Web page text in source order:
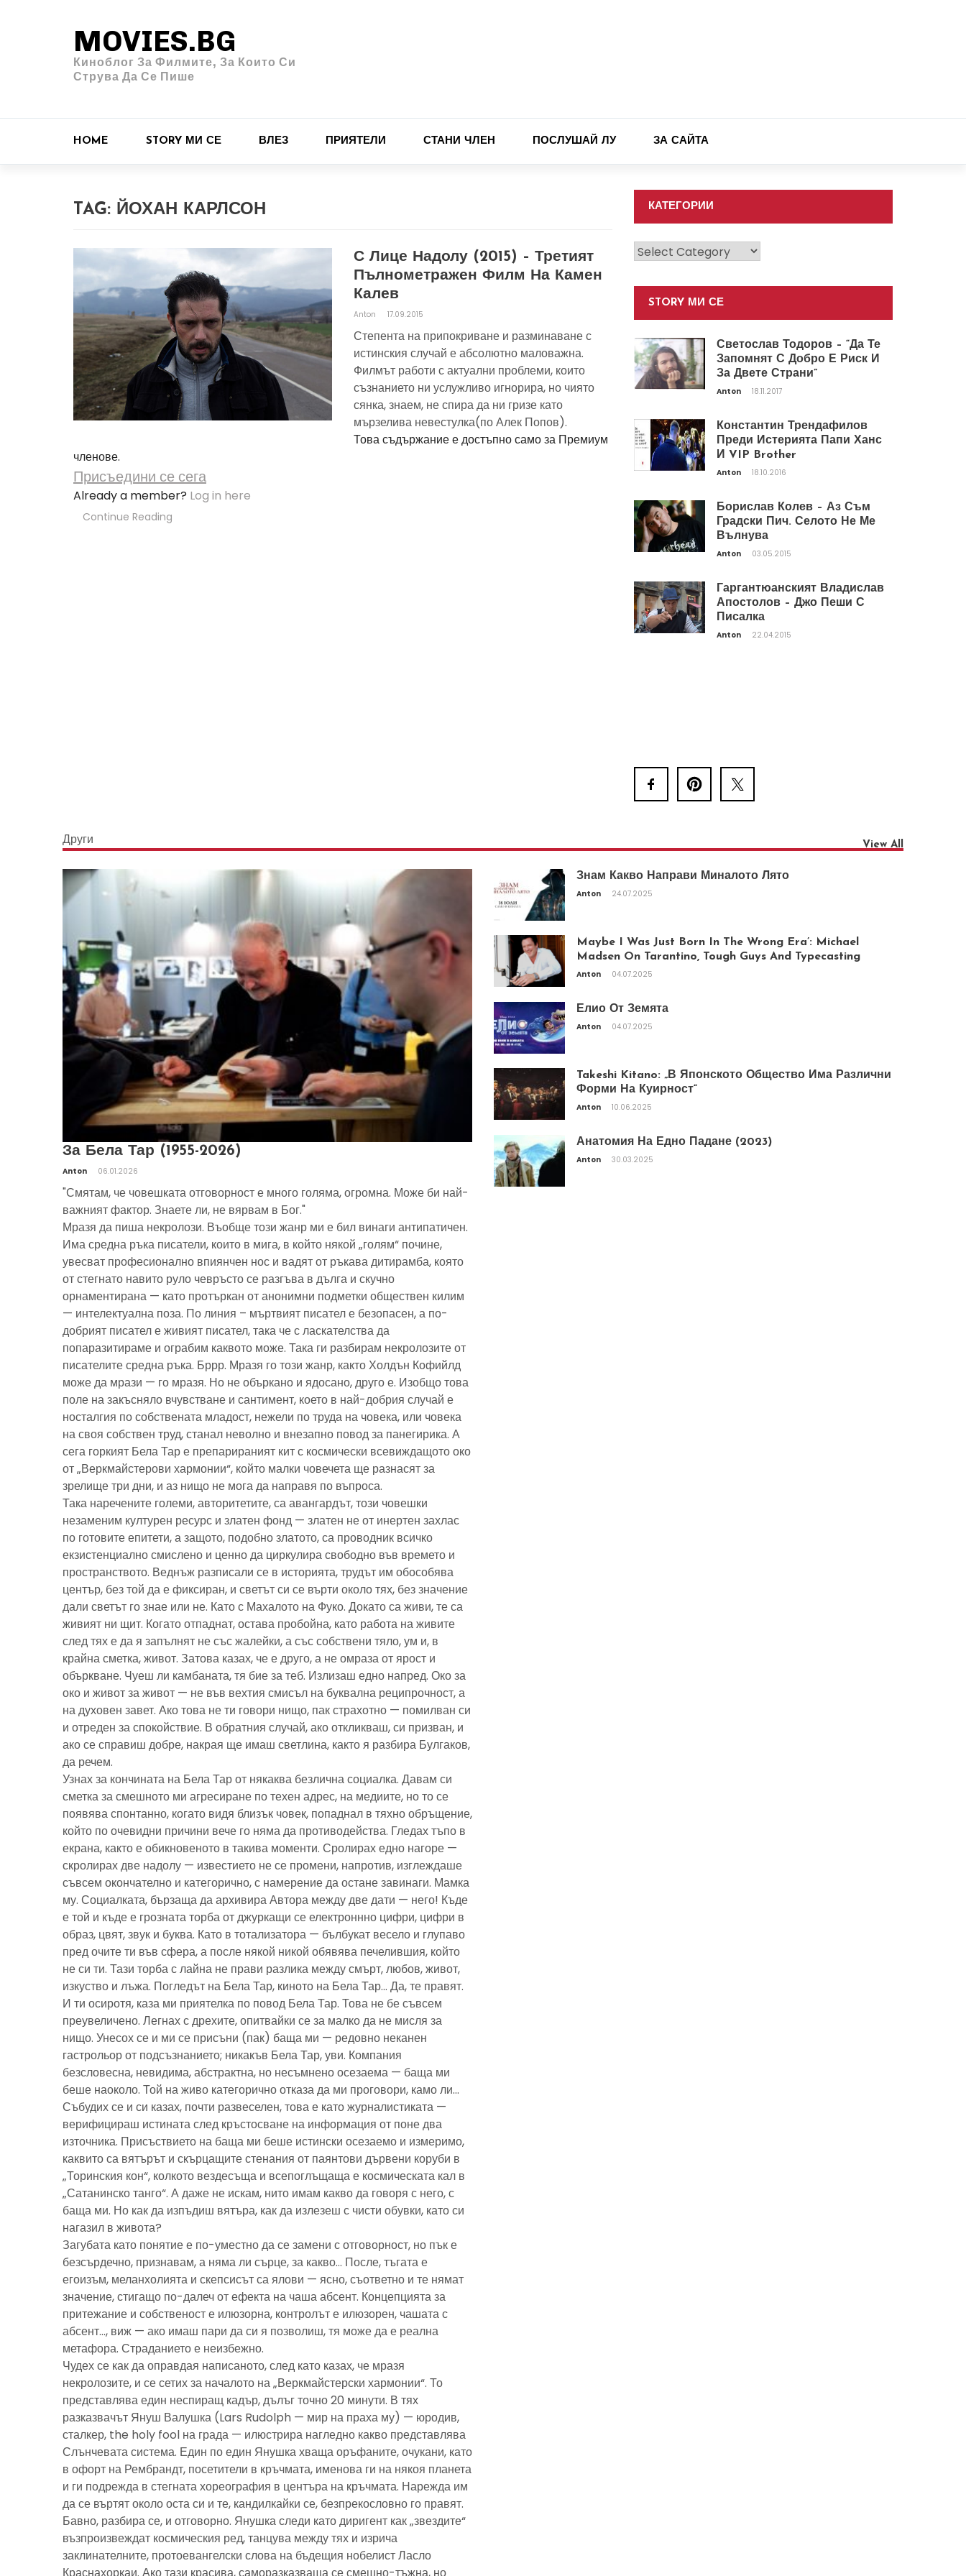
MOVIES.BG
Киноблог За Филмите, За Които Си
Струва Да Се Пише
HOME STORY МИ СЕ ВЛЕЗ ПРИЯТЕЛИ СТАНИ ЧЛЕН ПОСЛУШАЙ ЛУ ЗА САЙТА
TAG: ЙОХАН КАРЛСОН
С Лице Надолу (2015) – Третият
Пълнометражен Филм На Камен
Калев
Anton 17.09.2015
Степента на припокриване и разминаване с
истинския случай е абсолютно маловажна.
Филмът работи с актуални проблеми, които
съзнанието ни услужливо игнорира, но чиято
сянка, знаем, не спира да ни гризе като
мързелива невестулка(по Алек Попов).
Това съдържание е достъпно само за Премиум
членове.
Присъедини се сега
Already a member? Log in here
Continue Reading
КАТЕГОРИИ
Категории
STORY МИ СЕ
Светослав Тодоров – “Да Те
Запомнят С Добро Е Риск И
За Двете Страни”
Anton 18.11.2017
Константин Трендафилов
Преди Истерията Папи Ханс
И VIP Brother
Anton 18.10.2016
Борислав Колев – Аз Съм
Градски Пич. Селото Не Ме
Вълнува
Anton 03.05.2015
Гаргантюанският Владислав
Апостолов – Джо Пеши С
Писалка
Anton 22.04.2015
Други View All
За Бела Тар (1955-2026)
Anton 06.01.2026
"Смятам, че човешката отговорност е много голяма, огромна. Може би най-
важният фактор. Знаете ли, не вярвам в Бог."
Мразя да пиша некролози. Въобще този жанр ми е бил винаги антипатичен.
Има средна ръка писатели, които в мига, в който някой „голям“ почине,
увесват професионално впиянчен нос и вадят от ръкава дитирамба, която
от стегнато навито руло чевръсто се разгъва в дълга и скучно
орнаментирана — като протъркан от анонимни подметки обществен килим
— интелектуална поза. По линия – мъртвият писател е безопасен, а по-
добрият писател е живият писател, така че с ласкателства да
попаразитираме и ограбим каквото може. Така ги разбирам некролозите от
писателите средна ръка. Бррр. Мразя го този жанр, както Холдън Кофийлд
може да мрази — го мразя. Но не объркано и ядосано, друго е. Изобщо това
поле на закъсняло вчувстване и сантимент, което в най-добрия случай е
носталгия по собствената младост, нежели по труда на човека, или човека
на своя собствен труд, станал неволно и внезапно повод за панегирика. А
сега горкият Бела Тар е препарираният кит с космически всевиждащото око
от „Веркмайстерови хармонии“, който малки човечета ще разнасят за
зрелище три дни, и аз нищо не мога да направя по въпроса.
Така наречените големи, авторитетите, са авангардът, този човешки
незаменим културен ресурс и златен фонд — златен не от инертен захлас
по готовите епитети, а защото, подобно златото, са проводник всичко
екзистенциално смислено и ценно да циркулира свободно във времето и
пространството. Веднъж разписали се в историята, трудът им обособява
център, без той да е фиксиран, и светът си се върти около тях, без значение
дали светът го знае или не. Като с Махалото на Фуко. Докато са живи, те са
живият ни щит. Когато отпаднат, остава пробойна, като работа на живите
след тях е да я запълнят не със жалейки, а със собствени тяло, ум и, в
крайна сметка, живот. Затова казах, че е друго, а не омраза от ярост и
объркване. Чуеш ли камбаната, тя бие за теб. Излизаш едно напред. Око за
око и живот за живот — не във вехтия смисъл на буквална реципрочност, а
на духовен завет. Ако това не ти говори нищо, пак страхотно — помилван си
и отреден за спокойствие. В обратния случай, ако откликваш, си призван, и
ако се справиш добре, накрая ще имаш светлина, както я разбира Булгаков,
да речем.
Узнах за кончината на Бела Тар от някаква безлична социалка. Давам си
сметка за смешното ми агресиране по техен адрес, на медиите, но то се
появява спонтанно, когато видя близък човек, попаднал в тяхно обръщение,
който по очевидни причини вече го няма да противодейства. Гледах тъпо в
екрана, както е обикновеното в такива моменти. Сролирах едно нагоре —
скролирах две надолу — известието не се промени, напротив, изглеждаше
съвсем окончателно и категорично, с намерение да остане завинаги. Мамка
му. Социалката, бързаща да архивира Автора между две дати — него! Къде
е той и къде е грозната торба от джуркащи се електроннно цифри, цифри в
образ, цвят, звук и буква. Като в тотализатора — бълбукат весело и глупаво
пред очите ти във сфера, а после някой никой обявява печелившия, който
не си ти. Тази торба с лайна не прави разлика между смърт, любов, живот,
изкуство и лъжа. Погледът на Бела Тар, киното на Бела Тар… Да, те правят.
И ти осиротя, каза ми приятелка по повод Бела Тар. Това не бе съвсем
преувеличено. Легнах с дрехите, опитвайки се за малко да не мисля за
нищо. Унесох се и ми се присъни (пак) баща ми — редовно неканен
гастрольор от подсъзнанието; никакъв Бела Тар, уви. Компания
безсловесна, невидима, абстрактна, но несъмнено осезаема — баща ми
беше наоколо. Той на живо категорично отказа да ми проговори, камо ли…
Събудих се и си казах, почти развеселен, това е като журналистиката —
верифицираш истината след кръстосване на информация от поне два
източника. Присъствието на баща ми беше истински осезаемо и измеримо,
каквито са вятърът и скърцащите стенания от паянтови дървени коруби в
„Торинския кон“, колкото вездесъща и всепоглъщаща е космическата кал в
„Сатанинско танго“. А даже не искам, нито имам какво да говоря с него, с
баща ми. Но как да изпъдиш вятъра, как да излезеш с чисти обувки, като си
нагазил в живота?
Загубата като понятие е по-уместно да се замени с отговорност, но пък е
безсърдечно, признавам, а няма ли сърце, за какво… После, тъгата е
егоизъм, меланхолията и скепсисът са ялови — ясно, съответно и те нямат
значение, стигащо по-далеч от ефекта на чаша абсент. Концепцията за
притежание и собственост е илюзорна, контролът е илюзорен, чашата с
абсент…, виж — ако имаш пари да си я позволиш, тя може да е реална
метафора. Страданието е неизбежно.
Чудех се как да оправдая написаното, след като казах, че мразя
некролозите, и се сетих за началото на „Веркмайстерски хармонии“. То
представлява един неспиращ кадър, дълъг точно 20 минути. В тях
разказвачът Януш Валушка (Lars Rudolph — мир на праха му) — юродив,
сталкер, the holy fool на града — илюстрира нагледно какво представлява
Слънчевата система. Един по един Янушка хваща оръфаните, очукани, като
в офорт на Рембрандт, посетители в кръчмата, именова ги на някоя планета
и ги подрежда в стегната хореография в центъра на кръчмата. Нарежда им
да се въртят около оста си и те, кандилкайки се, безпрекословно го правят.
Бавно, разбира се, и отговорно. Янушка следи като диригент как „звездите“
възпроизвеждат космическия ред, танцува между тях и изрича
заклинателните, протоевангелски слова на бъдещия нобелист Ласло
Знам Какво Направи Миналото Лято
Anton 24.07.2025
Maybe I Was Just Born In The Wrong Era’: Michael
Madsen On Tarantino, Tough Guys And Typecasting
Anton 04.07.2025
Елио От Земята
Anton 04.07.2025
Takeshi Kitano: „В Японското Общество Има Различни
Форми На Куирност“
Anton 10.06.2025
Анатомия На Едно Падане (2023)
Anton 30.03.2025